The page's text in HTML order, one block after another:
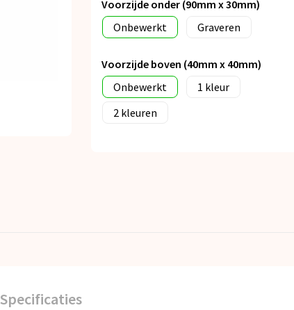
Voorzijde onder (90mm x 30mm)
Onbewerkt
Graveren
Voorzijde boven (40mm x 40mm)
Onbewerkt
1
2
Specificaties